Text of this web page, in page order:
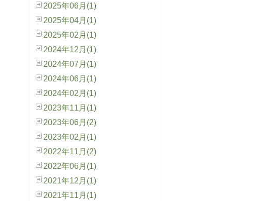
2025年06月(1)
2025年04月(1)
2025年02月(1)
2024年12月(1)
2024年07月(1)
2024年06月(1)
2024年02月(1)
2023年11月(1)
2023年06月(2)
2023年02月(1)
2022年11月(2)
2022年06月(1)
2021年12月(1)
2021年11月(1)